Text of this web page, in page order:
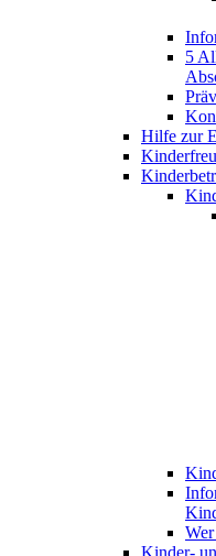
5
Hilfe zur
Kinder-